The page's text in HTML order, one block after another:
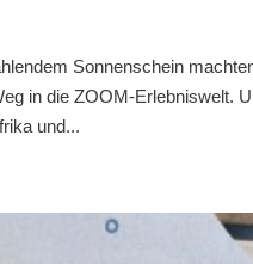
Sonnenschein
in die ZOOM-Erlebniswelt.
und...